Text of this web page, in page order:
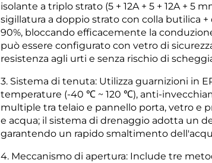
isolante a triplo strato (5 + 12A + 5 + 12A +
sigillatura a doppio strato con colla butilica
90%, bloccando efficacemente la
può essere configurato con vetro di
resistenza agli urti e senza rischio di
3. Sistema di tenuta: Utilizza guarnizioni in
temperature (-40 ℃ ~ 120 ℃), anti-
multiple tra telaio e pannello porta, vetro e
e acqua; il sistema di drenaggio adotta un
garantendo un rapido smaltimento
4. Meccanismo di apertura: Include tre